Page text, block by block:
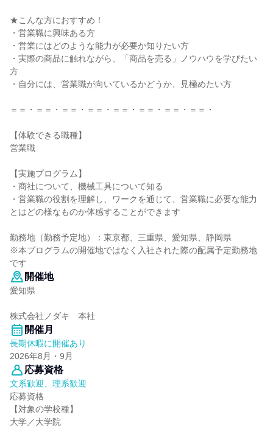
★こんな方におすすめ！
・営業職に興味ある方
・営業にはどのような能力が必要か知りたい方
・実際の商品に触れながら、「商品を売る」ノウハウを学びたい
方
・自分には、営業職が向いているかどうか、見極めたい方
＝＝・＝＝・＝＝・＝＝・＝＝・＝＝・＝＝・＝＝・
【体験できる職種】
営業職
【実施プログラム】
・商社について、機械工具について知る
・営業職の役割を理解し、ワークを通じて、営業職に必要な能力
とはどの様なものか体感することができます
勤務地（勤務予定地）：東京都、三重県、愛知県、静岡県
※本プログラムの開催地ではなく入社された際の配属予定勤務地
です
開催地
愛知県
株式会社ノダキ 本社
開催月
長期休暇に開催あり
2026年8月・9月
応募資格
文系歓迎、理系歓迎
応募資格
【対象の学校種】
大学／大学院